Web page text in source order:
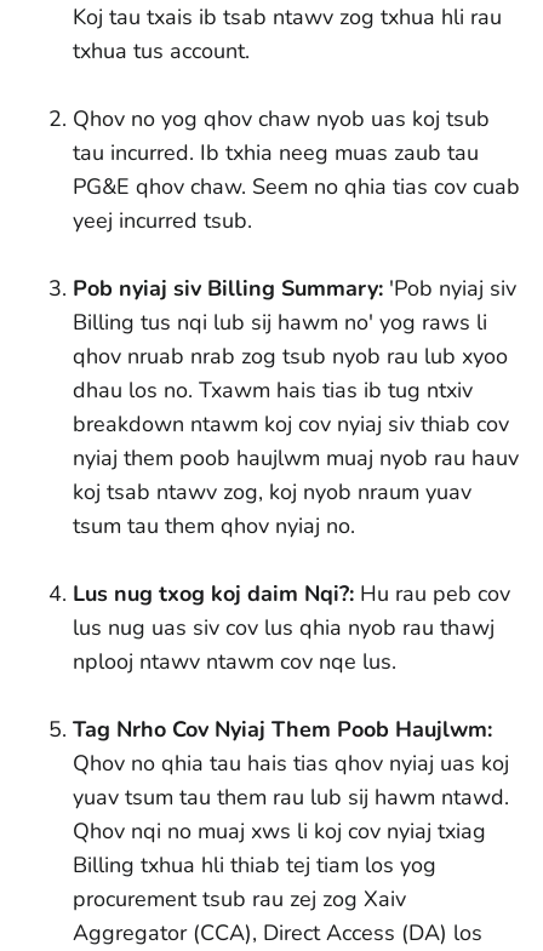
Koj tau txais ib tsab ntawv zog txhua hli rau
txhua tus account.
Qhov no yog qhov chaw nyob uas koj tsub
tau incurred. Ib txhia neeg muas zaub tau
PG&E qhov chaw. Seem no qhia tias cov cuab
yeej incurred tsub.
Pob nyiaj siv Billing Summary: 'Pob nyiaj siv
Billing tus nqi lub sij hawm no' yog raws li
qhov nruab nrab zog tsub nyob rau lub xyoo
dhau los no. Txawm hais tias ib tug ntxiv
breakdown ntawm koj cov nyiaj siv thiab cov
nyiaj them poob haujlwm muaj nyob rau hauv
koj tsab ntawv zog, koj nyob nraum yuav
tsum tau them qhov nyiaj no.
Lus nug txog koj daim Nqi?: Hu rau peb cov
lus nug uas siv cov lus qhia nyob rau thawj
nplooj ntawv ntawm cov nqe lus.
Tag Nrho Cov Nyiaj Them Poob Haujlwm:
Qhov no qhia tau hais tias qhov nyiaj uas koj
yuav tsum tau them rau lub sij hawm ntawd.
Qhov nqi no muaj xws li koj cov nyiaj txiag
Billing txhua hli thiab tej tiam los yog
procurement tsub rau zej zog Xaiv
Aggregator (CCA), Direct Access (DA) los